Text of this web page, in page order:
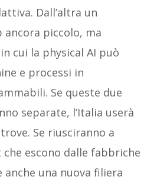
Dall’altra un
piccolo, ma
cui la physical AI può
e processi in
Se queste due
separate, l’Italia userà
Se riusciranno a
escono dalle fabbriche
una nuova filiera